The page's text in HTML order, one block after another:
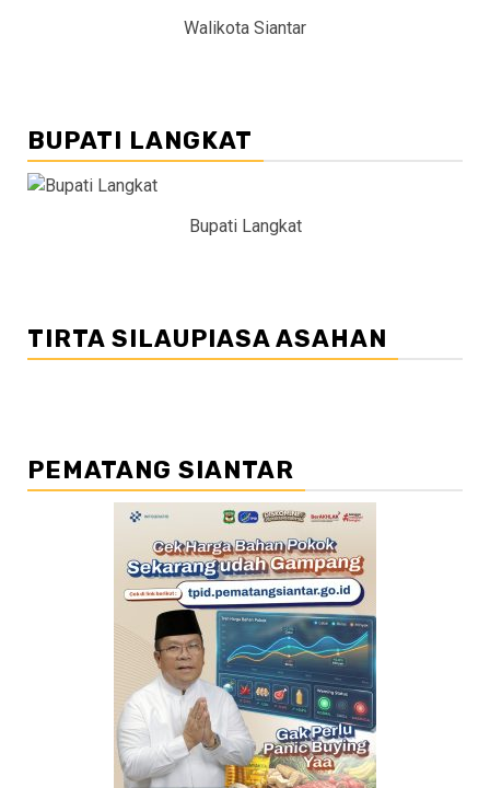
Walikota Siantar
BUPATI LANGKAT
Bupati Langkat
TIRTA SILAUPIASA ASAHAN
PEMATANG SIANTAR